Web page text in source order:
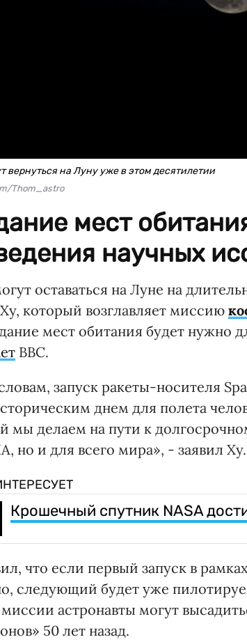
вернуться на Луну уже в этом десятилетии
Thom_astro
мест
научных
оставаться на Луне на
который возглавляет миссию
мест обитания будет нужно
ВВС.
запуск ракеты-носителя
днем для полета
мы делаем на пути к
но и для всего мира», - заявил Ху.
Крошечный спутник NASA
что если первый запуск в
следующий будет уже
астронавты могут
50 лет назад.